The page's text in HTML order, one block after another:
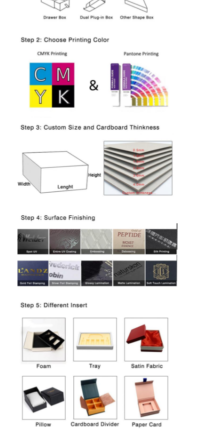
Productos
Sobre nosotros
Visita a la fábrica
Control de calidad
Noticias
Caja de empaquetado cosmética
Caja de embalaje de electrónica
bolsos de papel del regalo
Caja de regalo rígida